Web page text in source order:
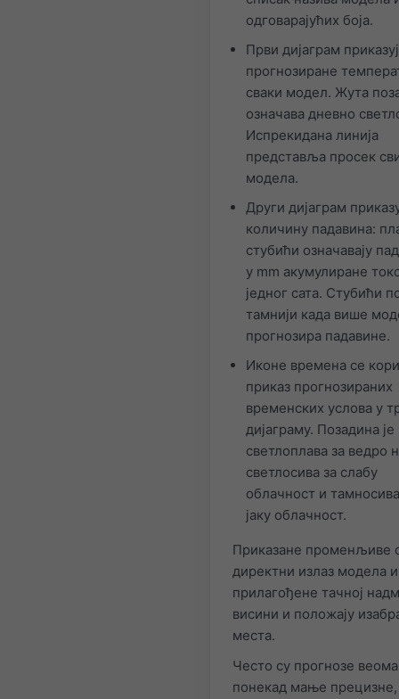
одговарајућих боја.
Први дијаграм
прогнозиране
сваки модел. Жута
означава дневно
Испрекидана линија
представља просек
модела.
Други дијаграм
количину падавина:
стубићи означавају
у mm акумулиране
једног сата. Стубићи
тамнији када више
прогнозира падавине.
Иконе времена се
приказ прогнозираних
временских услова у
дијаграму. Позадина је
светлоплава за ведро
светлосива за слабу
облачност и
јаку облачност.
Приказане променљиве
директни излаз модела
прилагођене тачној
висини и положају
места.
Често су прогнозе
понекад мање прецизне,